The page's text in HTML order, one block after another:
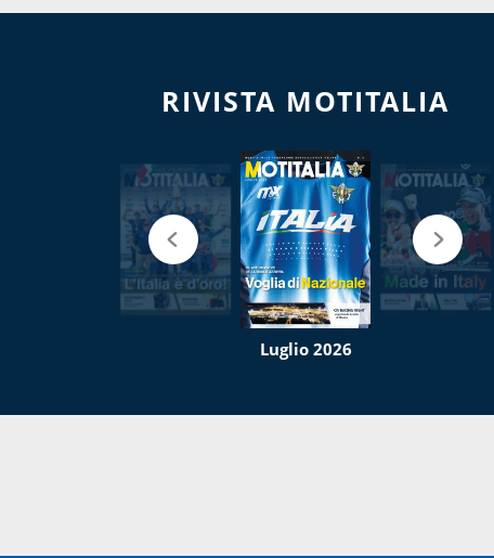
RIVISTA MOTITALIA
Luglio 2026